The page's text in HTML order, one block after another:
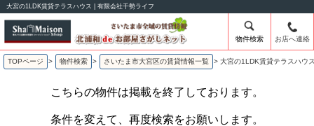
大宮の1LDK賃貸テラスハウス | 有限会社千勢ライフ
物件検索 お店へ連絡
TOPページ > 物件検索 > さいたま市大宮区の賃貸情報一覧 > 大宮の1LDK賃貸テラスハウ
こちらの物件は掲載を終了しております。
条件を変えて、再度検索をお願いします。